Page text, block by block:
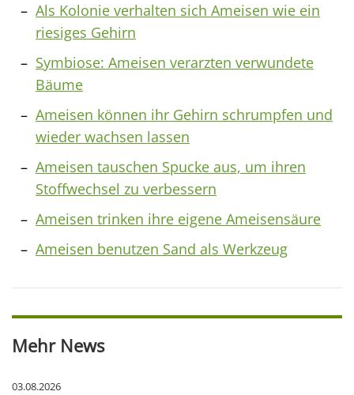
Als Kolonie verhalten sich Ameisen wie ein
riesiges Gehirn
Symbiose: Ameisen verarzten verwundete
Bäume
Ameisen können ihr Gehirn schrumpfen und
wieder wachsen lassen
Ameisen tauschen Spucke aus, um ihren
Stoffwechsel zu verbessern
Ameisen trinken ihre eigene Ameisensäure
Ameisen benutzen Sand als Werkzeug
Mehr News
03.08.2026